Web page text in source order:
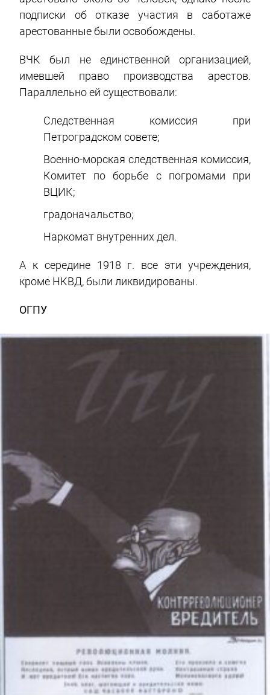
подписки об отказе участия в саботаже
арестованные были освобождены.
ВЧК был не единственной организацией,
имевшей право производства арестов.
Параллельно ей существовали:
Следственная комиссия при
Петроградском совете;
Военно-морская следственная комиссия,
Комитет по борьбе с погромами при
ВЦИК;
градоначальство;
Наркомат внутренних дел.
А к середине 1918 г. все эти учреждения,
кроме НКВД, были ликвидированы.
ОГПУ